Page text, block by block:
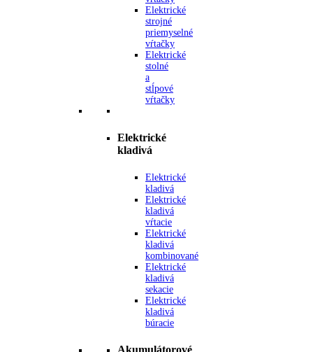
Elektrické
strojné
priemyselné
vŕtačky
Elektrické
stolné
a
stĺpové
vŕtačky
Elektrické
kladivá
Elektrické
kladivá
Elektrické
kladivá
vŕtacie
Elektrické
kladivá
kombinované
Elektrické
kladivá
sekacie
Elektrické
kladivá
búracie
Akumulátorové